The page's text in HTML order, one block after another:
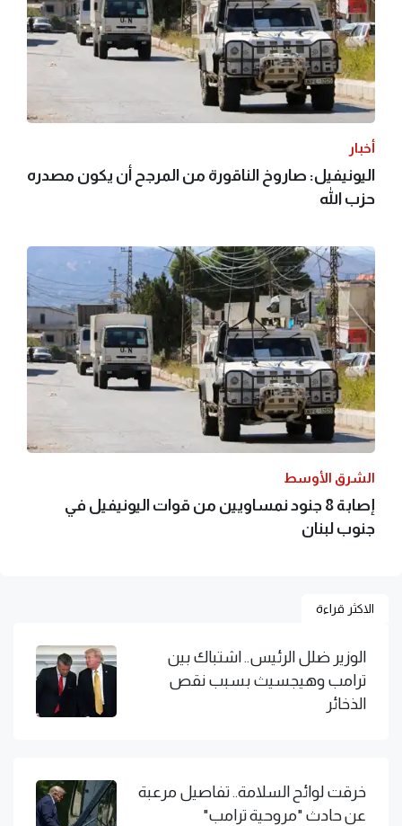
أخبار
اليونيفيل: صاروخ الناقورة من المرجح أن يكون مصدره
حزب الله
الشرق الأوسط
إصابة 8 جنود نمساويين من قوات اليونيفيل في
جنوب لبنان
الاكثر قراءة
الوزير ضلل الرئيس.. اشتباك بين
ترامب وهيجسيث بسبب نقص
الذخائر
خرقت لوائح السلامة.. تفاصيل مرعبة
عن حادث "مروحية ترامب"